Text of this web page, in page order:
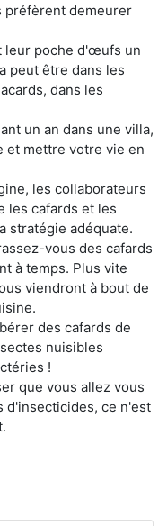
préfèrent demeurer
leur poche d'œufs un
peut être dans les
dans les
un an dans une villa,
et mettre votre vie en
les collaborateurs
les cafards et les
stratégie adéquate.
vous des cafards
à temps. Plus vite
viendront à bout de
des cafards de
nuisibles
!
que vous allez vous
d'insecticides, ce n'est